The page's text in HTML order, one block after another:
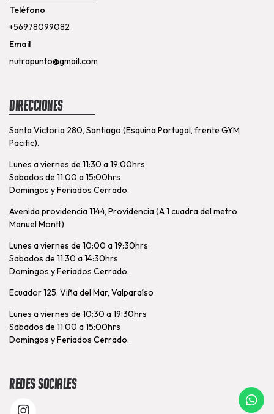
Teléfono
+56978099082
Email
nutrapunto@gmail.com
Direcciones
Santa Victoria 280, Santiago (Esquina Portugal, frente GYM
Pacific).
Lunes a viernes de 11:30 a 19:00hrs
Sabados de 11:00 a 15:00hrs
Domingos y Feriados Cerrado.
Avenida providencia 1144, Providencia (A 1 cuadra del metro
Manuel Montt)
Lunes a viernes de 10:00 a 19:30hrs
Sabados de 11:30 a 14:30hrs
Domingos y Feriados Cerrado.
Ecuador 125. Viña del Mar, Valparaíso
Lunes a viernes de 10:30 a 19:30hrs
Sabados de 11:00 a 15:00hrs
Domingos y Feriados Cerrado.
Redes Sociales